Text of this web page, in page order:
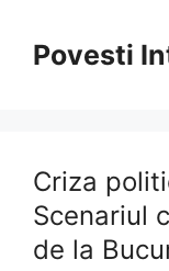
contentPovesti
Criza
Scenariul
de la